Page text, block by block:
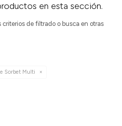
en esta sección.
de filtrado o busca en otras
Sorbet Multi